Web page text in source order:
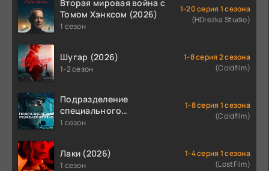
Вторая мировая война с
Томом Хэнксом (2026)
1 сезон
1-20 серия 1 сезона
(HDrezka Studio)
Шугар (2026)
1-2 сезон
1-8 серия 2 сезона
(Coldfilm)
Подразделение
специального
назначения (2026)
1 сезон
1-8 серия 1 сезона
(Coldfilm)
Лаки (2026)
1 сезон
1-4 серия 1 сезона
(LostFilm)